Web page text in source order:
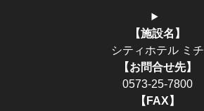
【施設名】
シティホテル ミチ
【お問合せ先】
0573-25-7800
【FAX】